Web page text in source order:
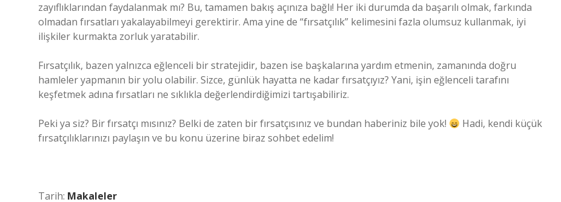
zayıflıklarından faydalanmak mı? Bu, tamamen bakış açınıza bağlı! Her iki durumda da başarılı olmak, farkında
olmadan fırsatları yakalayabilmeyi gerektirir. Ama yine de “fırsatçılık” kelimesini fazla olumsuz kullanmak, iyi
ilişkiler kurmakta zorluk yaratabilir.
Fırsatçılık, bazen yalnızca eğlenceli bir stratejidir, bazen ise başkalarına yardım etmenin, zamanında doğru
hamleler yapmanın bir yolu olabilir. Sizce, günlük hayatta ne kadar fırsatçıyız? Yani, işin eğlenceli tarafını
keşfetmek adına fırsatları ne sıklıkla değerlendirdiğimizi tartışabiliriz.
Peki ya siz? Bir fırsatçı mısınız? Belki de zaten bir fırsatçısınız ve bundan haberiniz bile yok!
Hadi, kendi küçük
fırsatçılıklarınızı paylaşın ve bu konu üzerine biraz sohbet edelim!
Tarih: Makaleler